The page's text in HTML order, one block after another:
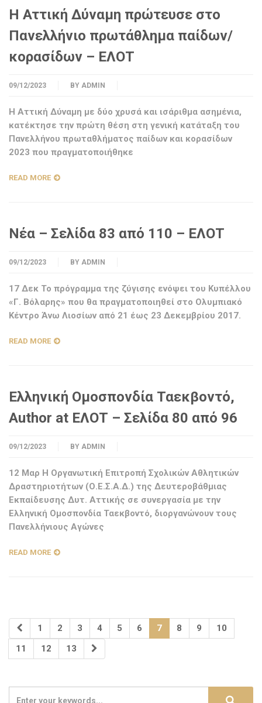
Η Αττική Δύναμη πρώτευσε στο
Πανελλήνιο πρωτάθλημα παίδων/
κορασίδων – ΕΛΟΤ
09/12/2023 BY ADMIN
H Αττική Δύναμη με δύο χρυσά και ισάριθμα ασημένια,
κατέκτησε την πρώτη θέση στη γενική κατάταξη του
Πανελλήνου πρωταθλήματος παίδων και κορασίδων
2023 που πραγματοποιήθηκε
READ MORE
Νέα – Σελίδα 83 από 110 – ΕΛΟΤ
09/12/2023 BY ADMIN
17 Δεκ Το πρόγραμμα της ζύγισης ενόψει του Κυπέλλου
«Γ. Βόλαρης» που θα πραγματοποιηθεί στο Ολυμπιακό
Κέντρο Άνω Λιοσίων από 21 έως 23 Δεκεμβρίου 2017.
READ MORE
Ελληνική Ομοσπονδία Ταεκβοντό,
Author at ΕΛΟΤ – Σελίδα 80 από 96
09/12/2023 BY ADMIN
12 Μαρ Η Οργανωτική Επιτροπή Σχολικών Αθλητικών
Δραστηριοτήτων (Ο.Ε.Σ.Α.Δ.) της Δευτεροβάθμιας
Εκπαίδευσης Δυτ. Αττικής σε συνεργασία με την
Ελληνική Ομοσπονδία Ταεκβοντό, διοργανώνουν τους
Πανελλήνιους Αγώνες
READ MORE
1 2 3 4 5 6 7 8 9
10
11
12 13